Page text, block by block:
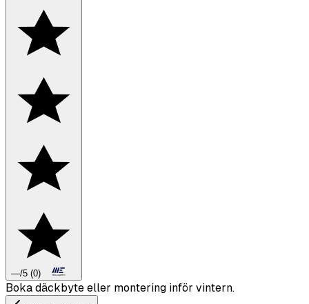
—/5 (0)
Boka däckbyte eller montering inför vintern.